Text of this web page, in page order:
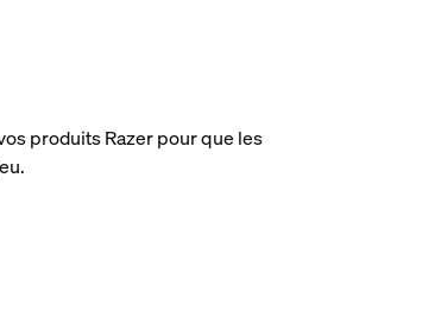
produits Razer pour que les